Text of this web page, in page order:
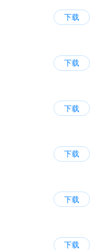
下载
下载
下载
下载
下载
下载